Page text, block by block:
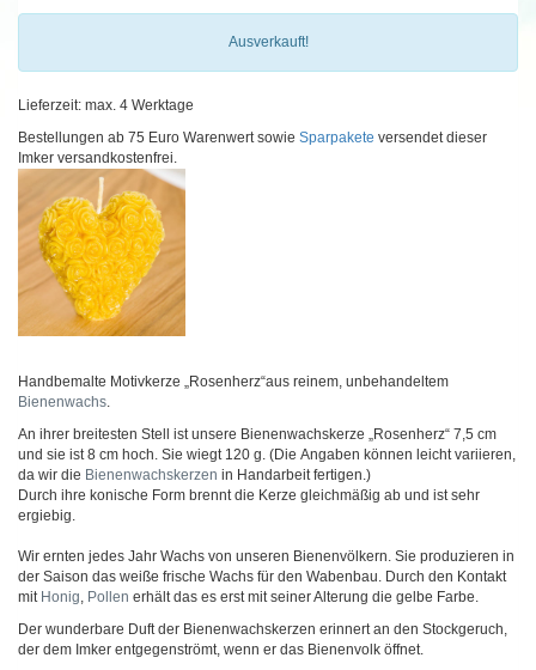
Ausverkauft!
Lieferzeit: max. 4 Werktage
Bestellungen ab 75 Euro Warenwert sowie Sparpakete versendet dieser
Imker versandkostenfrei.
Handbemalte Motivkerze „Rosenherz“aus reinem, unbehandeltem
Bienenwachs.
An ihrer breitesten Stell ist unsere Bienenwachskerze „Rosenherz“ 7,5 cm
und sie ist 8 cm hoch. Sie wiegt 120 g. (Die Angaben können leicht variieren,
da wir die Bienenwachskerzen in Handarbeit fertigen.)
Durch ihre konische Form brennt die Kerze gleichmäßig ab und ist sehr
ergiebig.
Wir ernten jedes Jahr Wachs von unseren Bienenvölkern. Sie produzieren in
der Saison das weiße frische Wachs für den Wabenbau. Durch den Kontakt
mit Honig, Pollen erhält das es erst mit seiner Alterung die gelbe Farbe.
Der wunderbare Duft der Bienenwachskerzen erinnert an den Stockgeruch,
der dem Imker entgegenströmt, wenn er das Bienenvolk öffnet.